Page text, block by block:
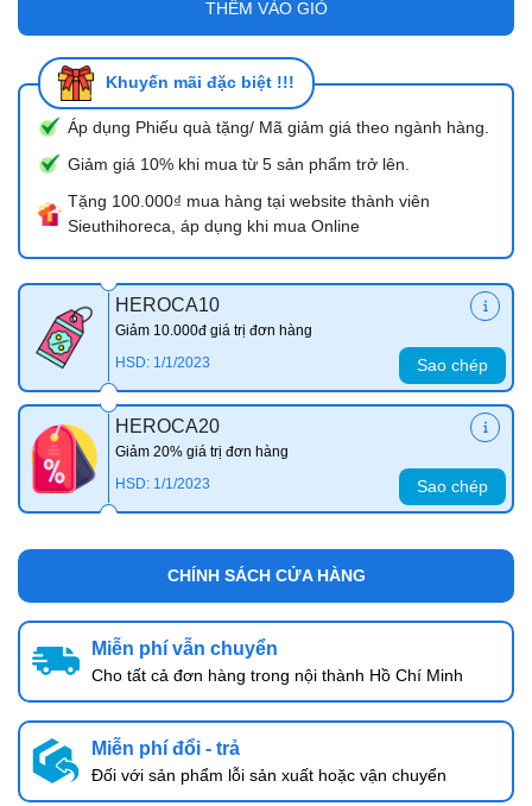
THÊM VÀO GIỎ
Khuyến mãi đặc biệt !!!
Áp dụng Phiếu quà tặng/ Mã giảm giá theo ngành hàng.
Giảm giá 10% khi mua từ 5 sản phẩm trở lên.
Tặng 100.000₫ mua hàng tại website thành viên
Sieuthihoreca, áp dụng khi mua Online
HEROCA10
Giảm 10.000đ giá trị đơn hàng
HSD: 1/1/2023
Sao chép
HEROCA20
Giảm 20% giá trị đơn hàng
HSD: 1/1/2023
Sao chép
CHÍNH SÁCH CỬA HÀNG
Miễn phí vẫn chuyển
Cho tất cả đơn hàng trong nội thành Hồ Chí Minh
Miễn phí đổi - trả
Đối với sản phẩm lỗi sản xuất hoặc vận chuyển